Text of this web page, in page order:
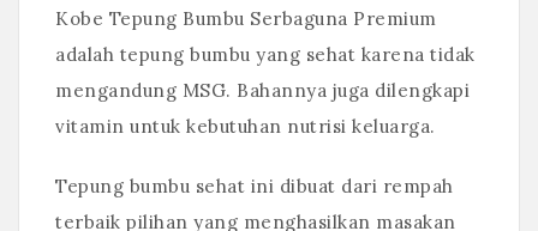
Kobe Tepung Bumbu Serbaguna Premium
adalah tepung bumbu yang sehat karena tidak
mengandung MSG. Bahannya juga dilengkapi
vitamin untuk kebutuhan nutrisi keluarga.
Tepung bumbu sehat ini dibuat dari rempah
terbaik pilihan yang menghasilkan masakan